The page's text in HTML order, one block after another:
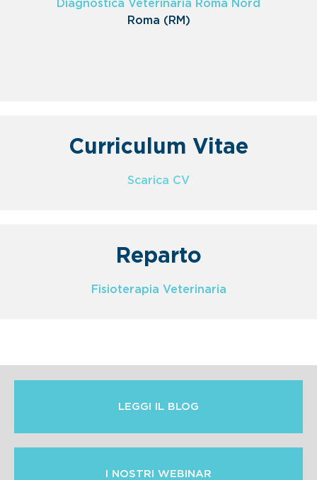
Diagnostica Veterinaria Roma Nord
Roma (RM)
Curriculum Vitae
Scarica CV
Reparto
Fisioterapia Veterinaria
LEGGI IL BLOG
I NOSTRI WEBINAR